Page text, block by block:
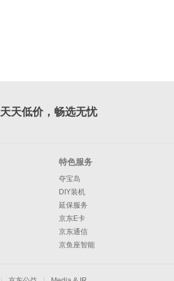
天天低价，畅选无忧
特色服务
夺宝岛
DIY装机
延保服务
京东E卡
京东通信
京鱼座智能